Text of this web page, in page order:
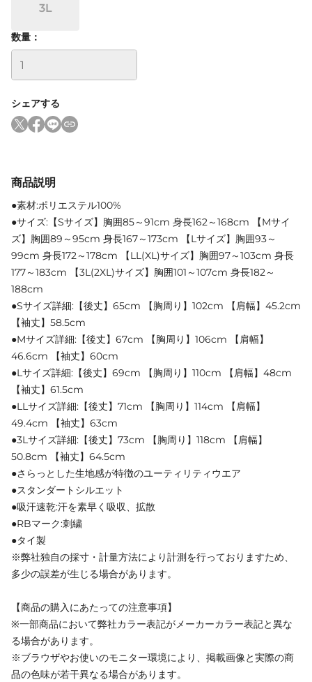
3L
数量：
シェアする
商品説明
●素材:ポリエステル100%
●サイズ:【Sサイズ】胸囲85～91cm 身長162～168cm 【Mサイ
ズ】胸囲89～95cm 身長167～173cm 【Lサイズ】胸囲93～
99cm 身長172～178cm 【LL(XL)サイズ】胸囲97～103cm 身長
177～183cm 【3L(2XL)サイズ】胸囲101～107cm 身長182～
188cm
●Sサイズ詳細:【後丈】65cm 【胸周り】102cm 【肩幅】45.2cm
【袖丈】58.5cm
●Mサイズ詳細:【後丈】67cm 【胸周り】106cm 【肩幅】
46.6cm 【袖丈】60cm
●Lサイズ詳細:【後丈】69cm 【胸周り】110cm 【肩幅】48cm
【袖丈】61.5cm
●LLサイズ詳細:【後丈】71cm 【胸周り】114cm 【肩幅】
49.4cm 【袖丈】63cm
●3Lサイズ詳細:【後丈】73cm 【胸周り】118cm 【肩幅】
50.8cm 【袖丈】64.5cm
●さらっとした生地感が特徴のユーティリティウエア
●スタンダートシルエット
●吸汗速乾:汗を素早く吸収、拡散
●RBマーク:刺繍
●タイ製
※弊社独自の採寸・計量方法により計測を行っておりますため、
多少の誤差が生じる場合があります。
【商品の購入にあたっての注意事項】
※一部商品において弊社カラー表記がメーカーカラー表記と異な
る場合があります。
※ブラウザやお使いのモニター環境により、掲載画像と実際の商
品の色味が若干異なる場合があります。